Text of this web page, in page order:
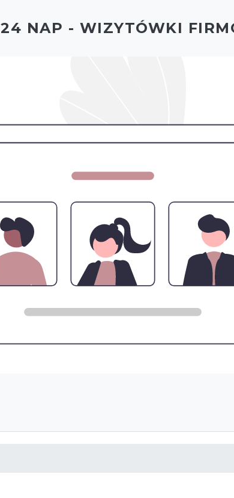
24 NAP - WIZYTÓWKI